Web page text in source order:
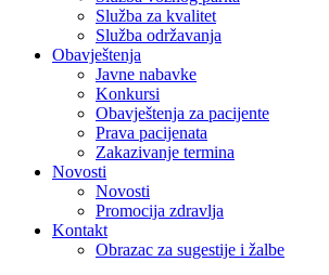
Služba za kvalitet
Služba održavanja
Obavještenja
Javne nabavke
Konkursi
Obavještenja za pacijente
Prava pacijenata
Zakazivanje termina
Novosti
Novosti
Promocija zdravlja
Kontakt
Obrazac za sugestije i žalbe